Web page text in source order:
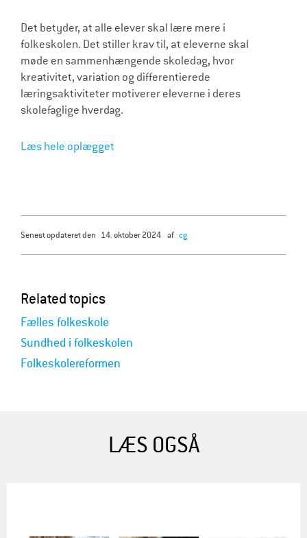
Det betyder, at alle elever skal lære mere i
folkeskolen. Det stiller krav til, at eleverne skal
møde en sammenhængende skoledag, hvor
kreativitet, variation og differentierede
læringsaktiviteter motiverer eleverne i deres
skolefaglige hverdag.
Læs hele oplægget
senest opdateret den 14. oktober 2024 af cg
Related topics
Fælles folkeskole
Sundhed i folkeskolen
Folkeskolereformen
LÆS OGSÅ